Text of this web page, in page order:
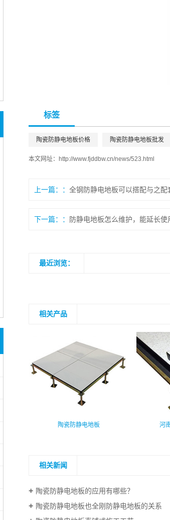
标签
陶瓷防静电地板价格 陶瓷防静电地板批发
本文网址： http://www.fjddbw.cn/news/523.html
上一篇： 全钢防静电地板可以搭配与之配
下一篇： 防静电地板怎么维护，能延长使
最近浏览：
相关产品
陶瓷防静电地板 河
相关新闻
陶瓷防静电地板的应用有哪些？
陶瓷防静电地板也全刚防静电地板的关系